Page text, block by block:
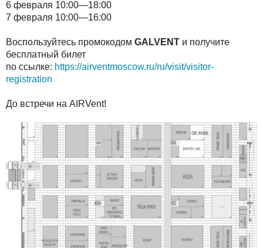
6 февраля 10:00—18:00
7 февраля 10:00—16:00
Воспользуйтесь промокодом GALVENT и получите
бесплатный билет
по ссылке: https://airventmoscow.ru/ru/visit/visitor-
registration
До встречи на AIRVent!